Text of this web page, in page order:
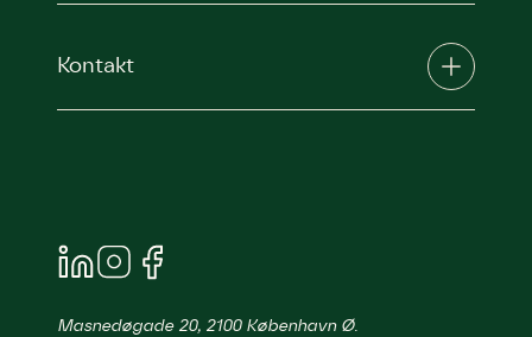
Kontakt
Masnedøgade 20, 2100 København Ø.